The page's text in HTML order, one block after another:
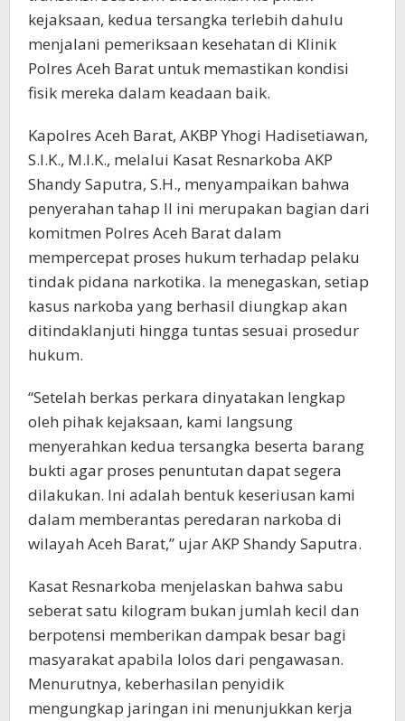
kejaksaan, kedua tersangka terlebih dahulu
menjalani pemeriksaan kesehatan di Klinik
Polres Aceh Barat untuk memastikan kondisi
fisik mereka dalam keadaan baik.
Kapolres Aceh Barat, AKBP Yhogi Hadisetiawan,
S.I.K., M.I.K., melalui Kasat Resnarkoba AKP
Shandy Saputra, S.H., menyampaikan bahwa
penyerahan tahap II ini merupakan bagian dari
komitmen Polres Aceh Barat dalam
mempercepat proses hukum terhadap pelaku
tindak pidana narkotika. Ia menegaskan, setiap
kasus narkoba yang berhasil diungkap akan
ditindaklanjuti hingga tuntas sesuai prosedur
hukum.
“Setelah berkas perkara dinyatakan lengkap
oleh pihak kejaksaan, kami langsung
menyerahkan kedua tersangka beserta barang
bukti agar proses penuntutan dapat segera
dilakukan. Ini adalah bentuk keseriusan kami
dalam memberantas peredaran narkoba di
wilayah Aceh Barat,” ujar AKP Shandy Saputra.
Kasat Resnarkoba menjelaskan bahwa sabu
seberat satu kilogram bukan jumlah kecil dan
berpotensi memberikan dampak besar bagi
masyarakat apabila lolos dari pengawasan.
Menurutnya, keberhasilan penyidik
mengungkap jaringan ini menunjukkan kerja